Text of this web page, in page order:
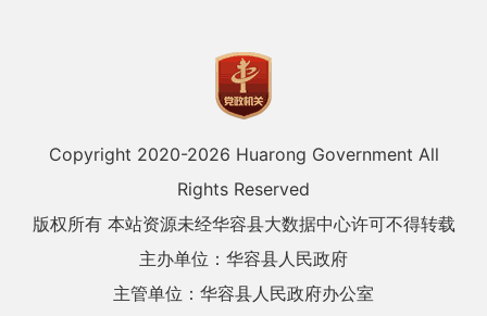
Copyright 2020-2026 Huarong Government All
Rights Reserved
版权所有 本站资源未经华容县大数据中心许可不得转载
主办单位：华容县人民政府
主管单位：华容县人民政府办公室